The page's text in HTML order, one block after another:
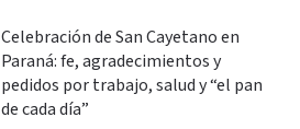
Celebración de San Cayetano en
Paraná: fe, agradecimientos y
pedidos por trabajo, salud y “el pan
de cada día”